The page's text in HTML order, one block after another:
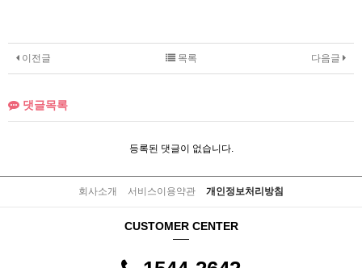
이전글 다음글
목록
댓글목록
등록된 댓글이 없습니다.
회사소개 서비스이용약관 개인정보처리방침
CUSTOMER CENTER